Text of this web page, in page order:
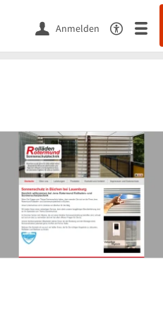
Anmelden